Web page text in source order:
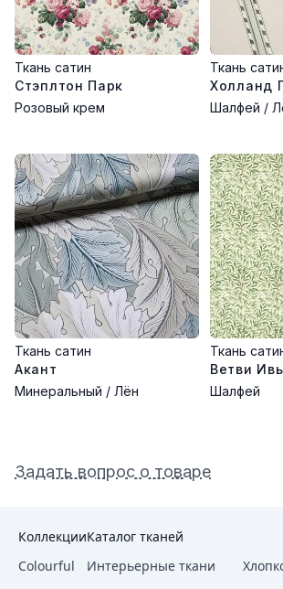
Ткань сатин
Стэплтон Парк
Розовый крем
Ткань
Холланд
Шалфей /
Ткань сатин
Акант
Минеральный / Лён
Ткань
Ветви
Шалфей
Задать вопрос о товаре
Коллекции
Colourful
Каталог тканей
Интерьерные ткани